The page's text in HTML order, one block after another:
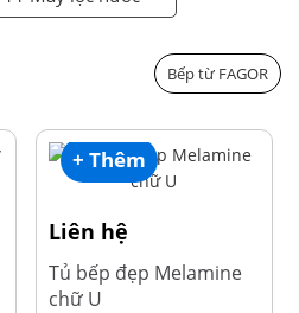
Bếp từ FAGOR
+ Thêm
Liên hệ
Tủ bếp đẹp Melamine
chữ U